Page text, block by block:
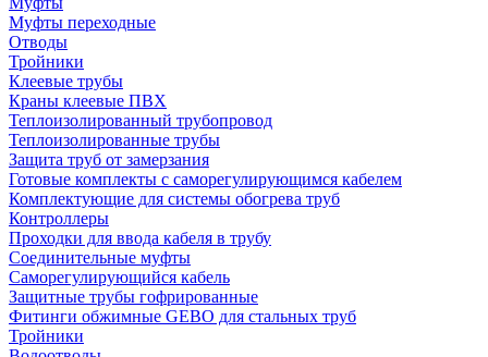
Муфты переходные
Отводы
Тройники
Клеевые трубы
Краны клеевые ПВХ
Теплоизолированный трубопровод
Теплоизолированные трубы
Защита труб от замерзания
Готовые комплекты с саморегулирующимся кабелем
Комплектующие для системы обогрева труб
Контроллеры
Проходки для ввода кабеля в трубу
Соединительные муфты
Саморегулирующийся кабель
Защитные трубы гофрированные
Фитинги обжимные GEBO для стальных труб
Тройники